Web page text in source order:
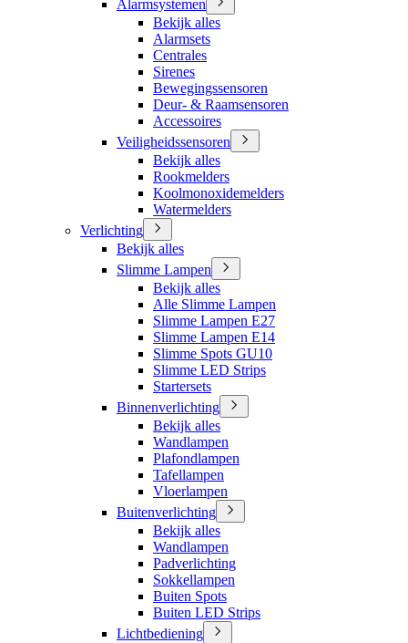
Alarmsystemen
Bekijk alles
Alarmsets
Centrales
Sirenes
Bewegingssensoren
Deur- & Raamsensoren
Accessoires
Veiligheidssensoren
Bekijk alles
Rookmelders
Koolmonoxidemelders
Watermelders
Verlichting
Bekijk alles
Slimme Lampen
Bekijk alles
Alle Slimme Lampen
Slimme Lampen E27
Slimme Lampen E14
Slimme Spots GU10
Slimme LED Strips
Startersets
Binnenverlichting
Bekijk alles
Wandlampen
Plafondlampen
Tafellampen
Vloerlampen
Buitenverlichting
Bekijk alles
Wandlampen
Padverlichting
Sokkellampen
Buiten Spots
Buiten LED Strips
Lichtbediening